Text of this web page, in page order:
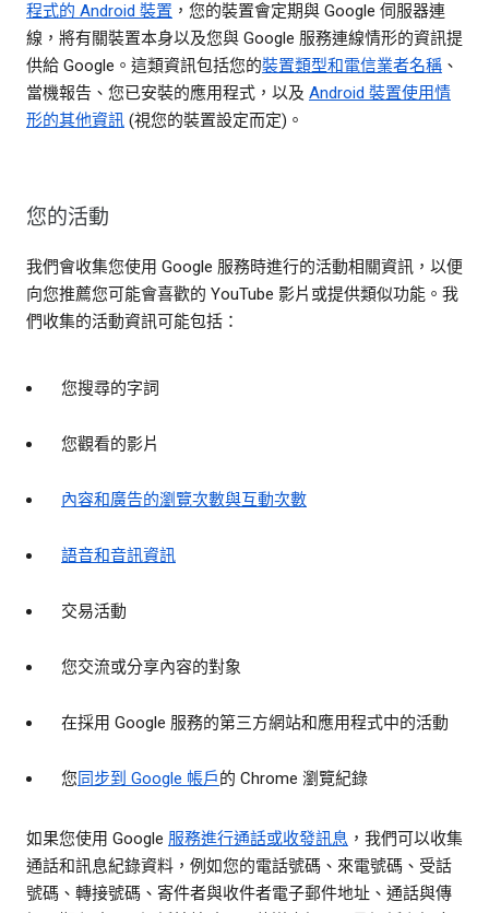
程式的 Android 裝置 ，您的裝置會定期與 Google 伺服器連
線，將有關裝置本身以及您與 Google 服務連線情形的資訊提
供給 Google。這類資訊包括您的裝置類型和電信業者名稱 、
當機報告、您已安裝的應用程式，以及 Android 裝置使用情
形的其他資訊 (視您的裝置設定而定)。
您的活動
我們會收集您使用 Google 服務時進行的活動相關資訊，以便
向您推薦您可能會喜歡的 YouTube 影片或提供類似功能。我
們收集的活動資訊可能包括：
您搜尋的字詞
您觀看的影片
內容和廣告的瀏覽次數與互動次數
語音和音訊資訊
交易活動
您交流或分享內容的對象
在採用 Google 服務的第三方網站和應用程式中的活動
您同步到 Google 帳戶的 Chrome 瀏覽紀錄
如果您使用 Google 服務進行通話或收發訊息 ，我們可以收集
通話和訊息紀錄資料，例如您的電話號碼、來電號碼、受話
號碼、轉接號碼、寄件者與收件者電子郵件地址、通話與傳